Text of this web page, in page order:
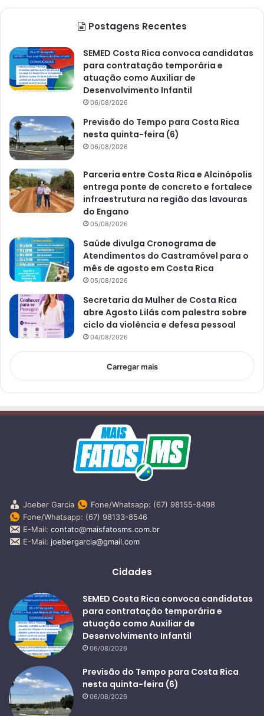
Postagens Recentes
SEMED Costa Rica convoca candidatas
para contratação temporária e
atuação como Auxiliar de
Desenvolvimento Infantil
06/08/2026
Previsão do Tempo para Costa Rica
nesta quinta-feira (6)
06/08/2026
Parceria entre Costa Rica e Alcinópolis
entrega ponte de concreto e fortalece
infraestrutura na região das lavouras
do Engano
05/08/2026
Saúde divulga Cronograma de
Atendimentos do Castramóvel para o
mês de agosto em Costa Rica
05/08/2026
Secretaria da Mulher de Costa Rica
abre Agosto Lilás com palestra sobre
ciclo da violência e defesa pessoal
04/08/2026
Carregar mais
Joeber Garcia
Fone/Whatsapp: (67) 98155-8498
Fone/Whatsapp: (67) 98133-8546
E-Mail: contato@maisfatosms.com.br
E-Mail: joebergarcia@gmail.com
Cidades
SEMED Costa Rica convoca candidatas
para contratação temporária e
atuação como Auxiliar de
Desenvolvimento Infantil
06/08/2026
Previsão do Tempo para Costa Rica
nesta quinta-feira (6)
06/08/2026